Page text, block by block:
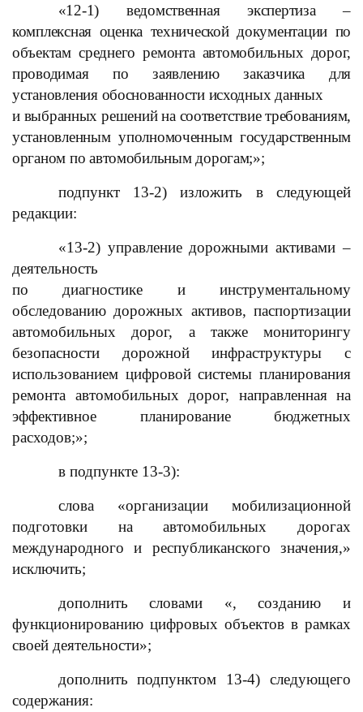
«12-1) ведомственная экспертиза –
комплексная оценка технической документации по
объектам среднего ремонта автомобильных дорог,
проводимая по заявлению заказчика для
установления обоснованности исходных данных
и выбранных решений на соответствие требованиям,
установленным уполномоченным государственным
органом по автомобильным дорогам;»;
подпункт 13-2) изложить в следующей
редакции:
«13-2) управление дорожными активами –
деятельность
по диагностике и инструментальному
обследованию дорожных активов, паспортизации
автомобильных дорог, а также мониторингу
безопасности дорожной инфраструктуры с
использованием цифровой системы планирования
ремонта автомобильных дорог, направленная на
эффективное планирование бюджетных
расходов;»;
в подпункте 13-3):
слова «организации мобилизационной
подготовки на автомобильных дорогах
международного и республиканского значения,»
исключить;
дополнить словами «, созданию и
функционированию цифровых объектов в рамках
своей деятельности»;
дополнить подпунктом 13-4) следующего
содержания: